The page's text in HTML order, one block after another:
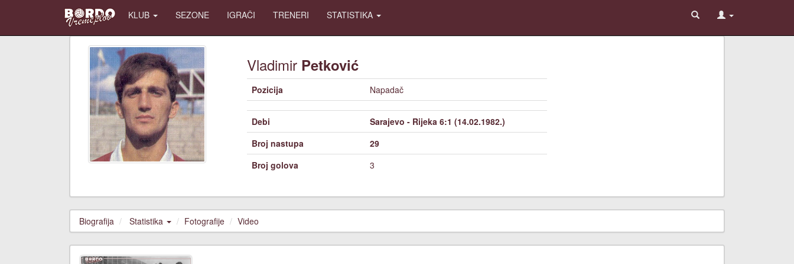
KLUB SEZONE IGRAČI TRENERI STATISTIKA
Vladimir Petković
Pozicija Napadač
Debi
Sarajevo - Rijeka 6:1 (14.02.1982.)
Broj nastupa
29
Broj golova
3
Biografija Statistika Fotografije Video